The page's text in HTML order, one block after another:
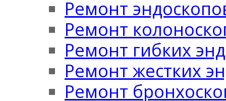
Ремонт
Ремонт
Ремонт гибких
Ремонт жестких
Ремонт